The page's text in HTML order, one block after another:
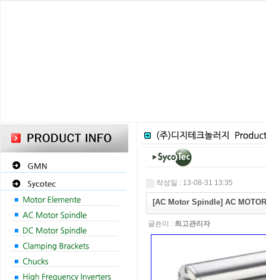
작성일 : 13-08-31 13:35
[AC Motor Spindle] AC
글쓴이 : 최고관리자